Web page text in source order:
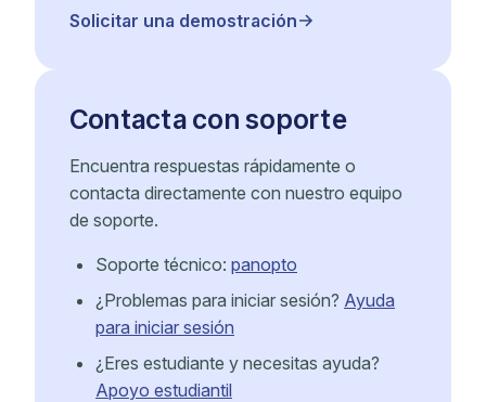
Solicitar una demostración
Contacta con soporte
Encuentra respuestas rápidamente o
contacta directamente con nuestro equipo
de soporte.
Soporte técnico: panopto
¿Problemas para iniciar sesión? Ayuda
para iniciar sesión
¿Eres estudiante y necesitas ayuda?
Apoyo estudiantil